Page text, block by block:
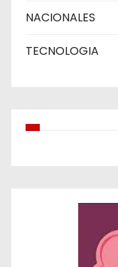
NACIONALES
TECNOLOGIA